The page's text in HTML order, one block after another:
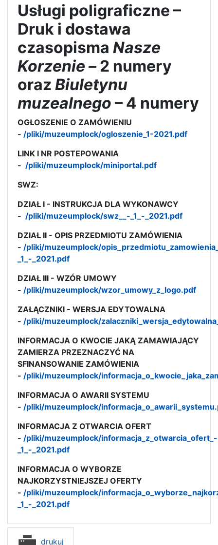
Usługi poligraficzne –
Druk i dostawa
czasopisma Nasze
Korzenie –2 numery
oraz Biuletynu
muzealnego – 4 numery
OGŁOSZENIE O ZAMÓWIENIU
- /pliki/muzeumplock/ogloszenie_1-2021.pdf
LINK I NR POSTEPOWANIA
- /pliki/muzeumplock/miniportal.pdf
SWZ:
DZIAŁ I - INSTRUKCJA DLA WYKONAWCY
- /pliki/muzeumplock/swz__-_1_-_2021.pdf
DZIAŁ II - OPIS PRZEDMIOTU ZAMÓWIENIA
- /pliki/muzeumplock/
_1_-_2021.pdf
DZIAŁ III - WZÓR UMOWY
- /pliki/muzeumplock/wzor_umowy_z_logo.pdf
ZAŁĄCZNIKI - WERSJA EDYTOWALNA
- /pliki/muzeumplock/
INFORMACJA O KWOCIE JAKĄ ZAMAWIAJĄCY
ZAMIERZA PRZEZNACZYĆ NA
SFINANSOWANIE ZAMÓWIENIA
- /pliki/muzeumplock/
INFORMACJA O AWARII SYSTEMU
- /pliki/muzeumplock/
INFORMACJA Z OTWARCIA OFERT
- /pliki/muzeumplock/informacja_z_otwarcia_ofert_-
_1_-_2021.pdf
INFORMACJA O WYBORZE
NAJKORZYSTNIEJSZEJ OFERTY
- /pliki/muzeumplock/
_1_-_2021.pdf
drukuj